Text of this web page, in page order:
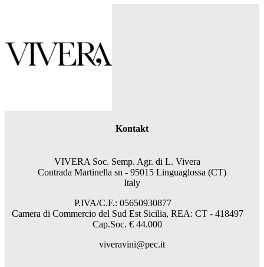
Kontakt
VIVERA Soc. Semp. Agr. di L. Vivera
Contrada Martinella sn - 95015 Linguaglossa (CT)
Italy
P.IVA/C.F.: 05650930877
Camera di Commercio del Sud Est Sicilia, REA: CT - 418497
Cap.Soc. € 44.000
viveravini@pec.it